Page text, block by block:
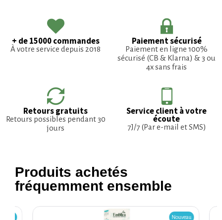
+ de 15000 commandes
À votre service depuis 2018
Paiement sécurisé
Paiement en ligne 100%
sécurisé (CB & Klarna) & 3 ou
4x sans frais
Retours gratuits
Retours possibles pendant 30
jours
Service client à votre
écoute
7J/7 (Par e-mail et SMS)
Produits achetés
fréquemment ensemble
Nouveau